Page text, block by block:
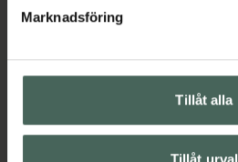
Marknadsföring
Tillåt alla
med oss.
Kundservice
Kontakta oss
Hitta apotek